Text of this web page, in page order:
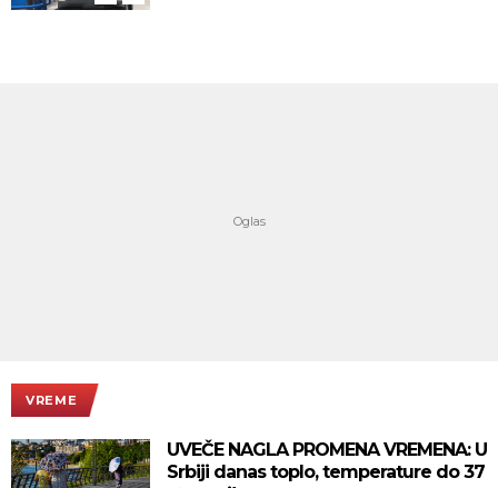
VREME
UVEČE NAGLA PROMENA VREMENA: U
Srbiji danas toplo, temperature do 37